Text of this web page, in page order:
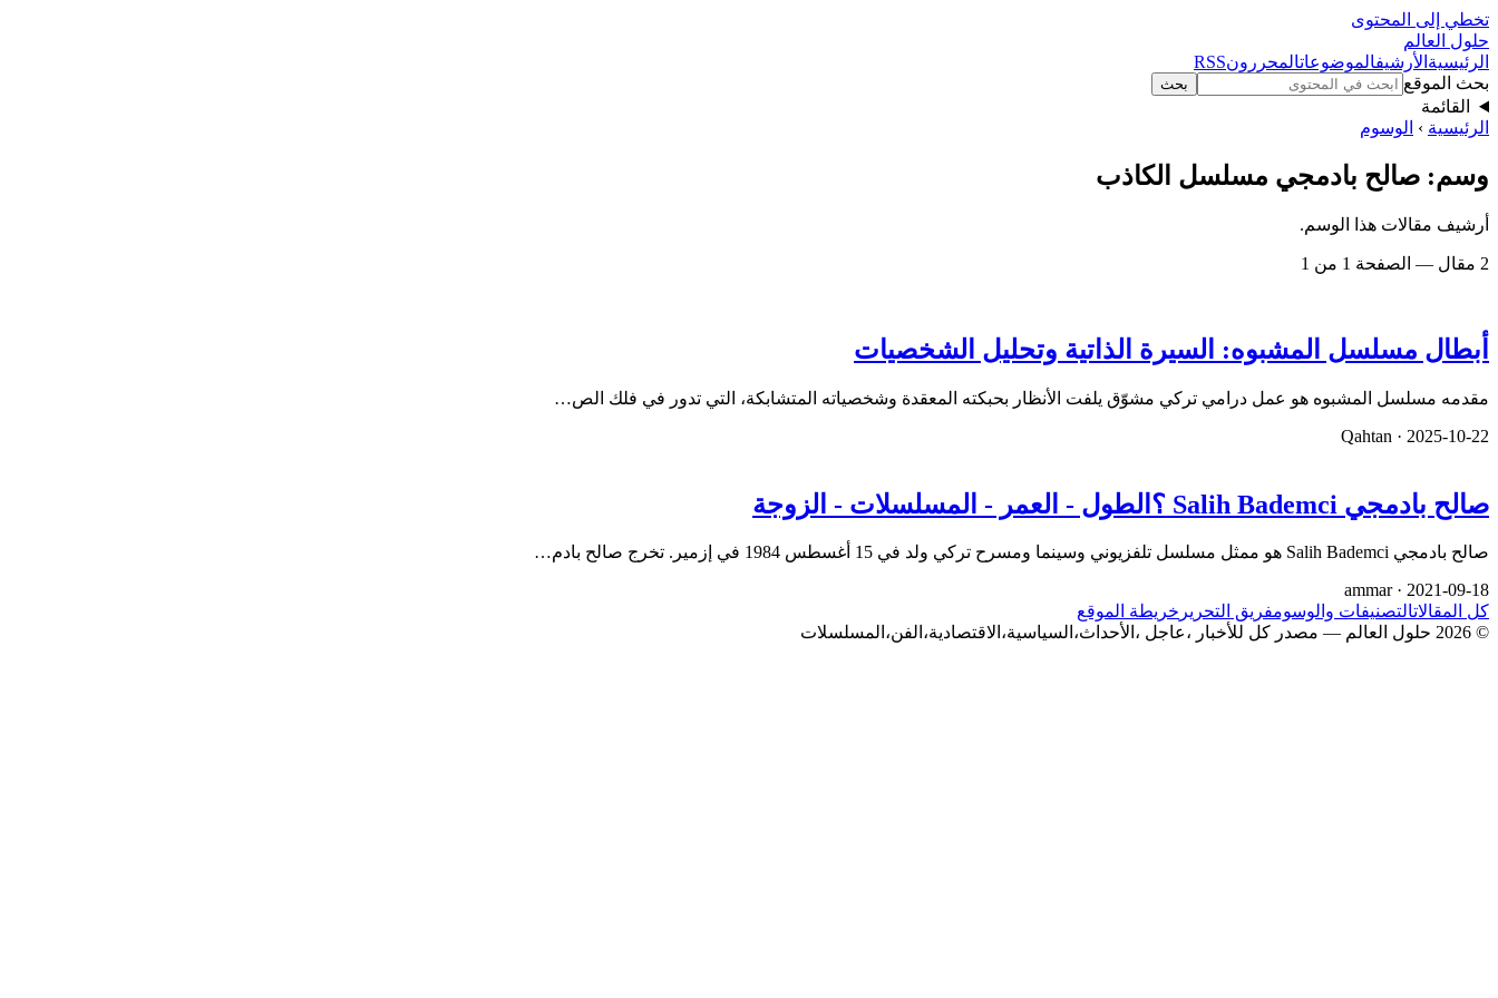
تخطي إلى المحتوى
حلول العالم
الرئيسية الأرشيفالموضوعاتالمحررونRSS
بحث الموقع
بحث
القائمة
الرئيسية › الوسوم
وسم: صالح بادمجي مسلسل الكاذب
أرشيف مقالات هذا الوسم.
2 مقال — الصفحة 1 من 1
أبطال مسلسل المشبوه: السيرة الذاتية وتحليل الشخصيات
مقدمه مسلسل المشبوه هو عمل درامي تركي مشوّق يلفت الأنظار بحبكته المعقدة وشخصياته المتشابكة، التي تدور في فلك الص…
Qahtan · 2025-10-22
صالح بادمجي Salih Bademci ؟الطول - العمر - المسلسلات - الزوجة
صالح بادمجي Salih Bademci هو ممثل مسلسل تلفزيوني وسينما ومسرح تركي ولد في 15 أغسطس 1984 في إزمير. تخرج صالح بادم…
ammar · 2021-09-18
كل المقالاتالتصنيفات والوسومفريق التحرير خريطة الموقع
© 2026 حلول العالم — مصدر كل للأخبار ،عاجل ،الأحداث،السياسية،الاقتصادية،الفن،المسلسلات